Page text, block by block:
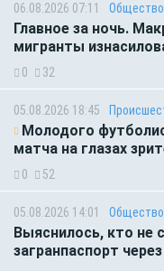
06.08.2026 07:11 Общество
Главное за ночь.
мигранты
0 32
05.08.2026 18:45
Молодого
матча на глазах
0 52
05.08.2026 14:01 Общество
Выяснилось, кто не
загранпаспорт